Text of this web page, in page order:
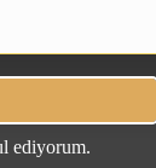
ediyorum.